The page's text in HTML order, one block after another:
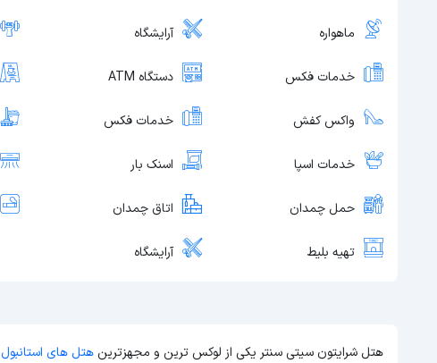
ماهواره آرایشگاه
خدمات فکس دستگاه ATM
واکس کفش خدمات فکس
خدمات اسپا اسنک بار
حمل چمدان اتاق چمدان
تهیه بلیط آرایشگاه
هتل شرایتون سیتی سنتر یکی از لوکس ترین و مجهزترین هتل های استانبول